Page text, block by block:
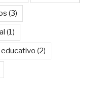
(3)
(1)
(2)